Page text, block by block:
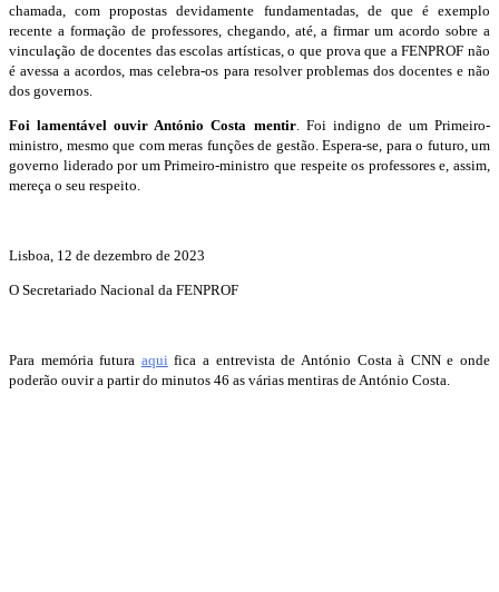
chamada, com propostas devidamente fundamentadas, de que é exemplo
recente a formação de professores, chegando, até, a firmar um acordo sobre a
vinculação de docentes das escolas artísticas, o que prova que a FENPROF não
é avessa a acordos, mas celebra-os para resolver problemas dos docentes e não
dos governos.
Foi lamentável ouvir António Costa mentir. Foi indigno de um Primeiro-
ministro, mesmo que com meras funções de gestão. Espera-se, para o futuro, um
governo liderado por um Primeiro-ministro que respeite os professores e, assim,
mereça o seu respeito.
Lisboa, 12 de dezembro de 2023
O Secretariado Nacional da FENPROF
Para memória futura aqui fica a entrevista de António Costa à CNN e onde
poderão ouvir a partir do minutos 46 as várias mentiras de António Costa.